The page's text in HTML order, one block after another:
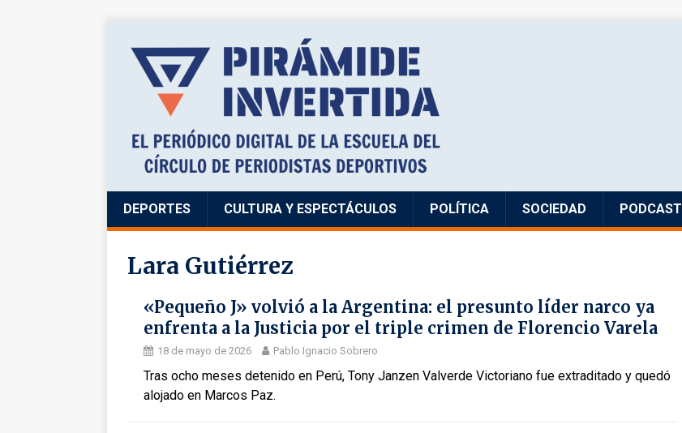
DEPORTES CULTURA Y ESPECTÁCULOS POLÍTICA SOCIEDAD PODCAST
Lara Gutiérrez
«Pequeño J» volvió a la Argentina: el presunto líder narco ya
enfrenta a la Justicia por el triple crimen de Florencio Varela
18 de mayo de 2026 Pablo Ignacio Sobrero
Tras ocho meses detenido en Perú, Tony Janzen Valverde Victoriano fue extraditado y quedó
alojado en Marcos Paz.